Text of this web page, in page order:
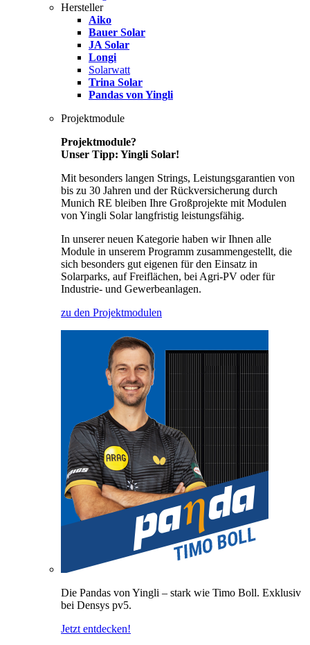
Hersteller
Aiko
Bauer Solar
JA Solar
Longi
Solarwatt
Trina Solar
Pandas von Yingli
Projektmodule
Projektmodule?
Unser Tipp: Yingli Solar!
Mit besonders langen Strings, Leistungsgarantien von
bis zu 30 Jahren und der Rückversicherung durch
Munich RE bleiben Ihre Großprojekte mit Modulen
von Yingli Solar langfristig leistungsfähig.
In unserer neuen Kategorie haben wir Ihnen alle
Module in unserem Programm zusammengestellt, die
sich besonders gut eigenen für den Einsatz in
Solarparks, auf Freiflächen, bei Agri-PV oder für
Industrie- und Gewerbeanlagen.
zu den Projektmodulen
Die Pandas von Yingli – stark wie Timo Boll. Exklusiv
bei Densys pv5.
Jetzt entdecken!